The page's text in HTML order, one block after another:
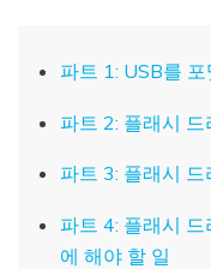
파트 1: USB를
파트 2: 플래시
파트 3: 플래시
파트 4: 플래시
에 해야 할 일